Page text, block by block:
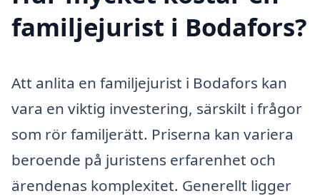
familjejurist i Bodafors?
Att anlita en familjejurist i Bodafors kan
vara en viktig investering, särskilt i frågor
som rör familjerätt. Priserna kan variera
beroende på juristens erfarenhet och
ärendenas komplexitet. Generellt ligger